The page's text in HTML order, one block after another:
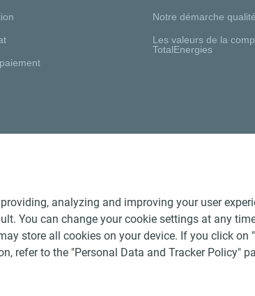
Notre démarche qualité
Les valeurs de la
TotalEnergies
de Vente Produits Pétroliers
analyzing and improving your user
You can change your cookie settings at any
store all cookies on your device. If you click
refer to the "Personal Data and Tracker Policy"